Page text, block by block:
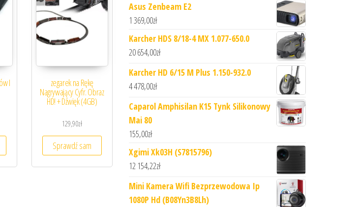
I zegarek na Rękę
Nagrywający Cyfr. Obraz
HD! + Dźwięk (4GB)
129,90zł
Sprawdź sam
Asus Zenbeam E2
1 369,00zł
Karcher HDS 8/18-4 MX 1.077-650.0
20 654,00zł
Karcher HD 6/15 M Plus 1.150-932.0
4 478,00zł
Caparol Amphisilan K15 Tynk Silikonowy
Mai 80
155,00zł
Xgimi Xk03H (S7815796)
12 154,22zł
Mini Kamera Wifi Bezprzewodowa Ip
1080P Hd (B08Yn3B8Lh)